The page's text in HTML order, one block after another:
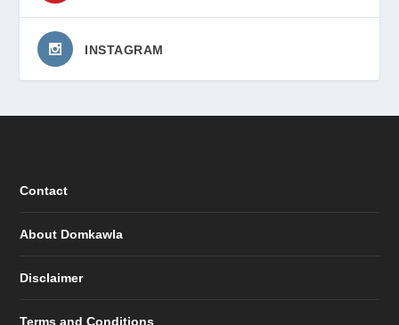
INSTAGRAM
Contact
About Domkawla
Disclaimer
Terms and Conditions